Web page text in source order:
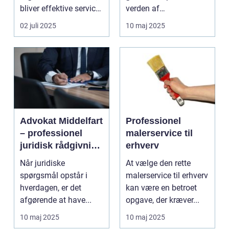
bliver effektive service
ma...
02 juli 2025
verden af
glasløsning...
10 maj 2025
Advokat Middelfart
– professionel
juridisk rådgivning
tæt på dig
Når juridiske
spørgsmål opstår i
hverdagen, er det
afgørende at have...
10 maj 2025
Professionel
malerservice til
erhverv
At vælge den rette
malerservice til erhverv
kan være en betroet
opgave, der kræver...
10 maj 2025